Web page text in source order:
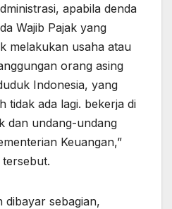
apabila denda
Wajib Pajak yang
melakukan usaha atau
orang asing
Indonesia, yang
tidak ada lagi. bekerja di
dan undang-undang
Keuangan,”
dibayar sebagian,